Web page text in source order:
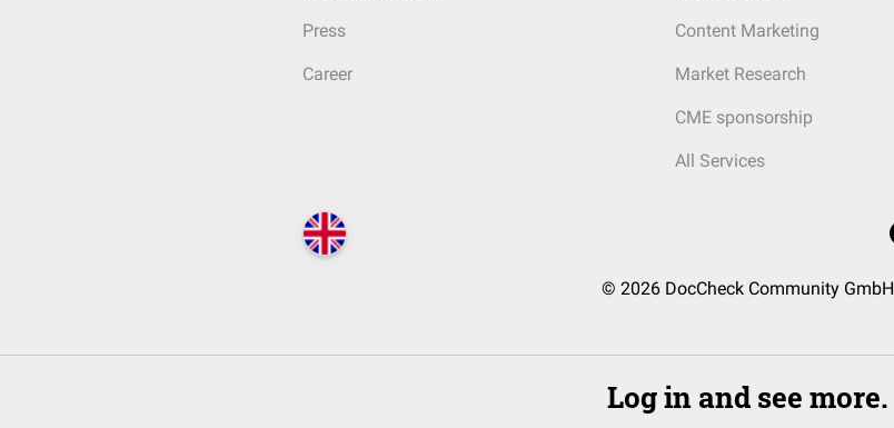
Press
Career
Content Marketing
Market Research
CME sponsorship
All Services
© 2026 DocCheck Community GmbH
Log in and see more.